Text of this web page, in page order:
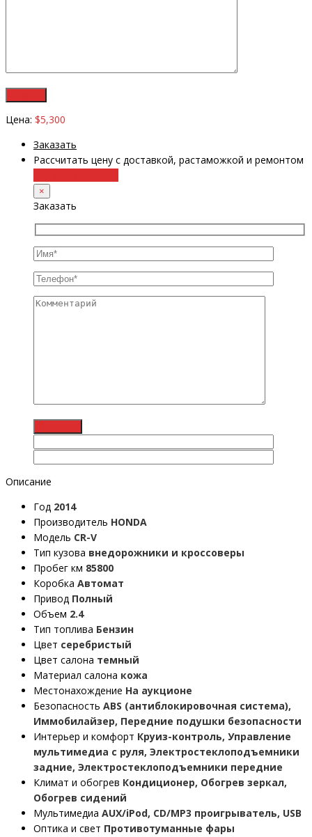
Цена: $5,300
Заказать
Рассчитать цену с доставкой, растаможкой и ремонтом
×
Заказать
Описание
Год 2014
Производитель HONDA
Модель CR-V
Тип кузова внедорожники и кроссоверы
Пробег км 85800
Коробка Автомат
Привод Полный
Объем 2.4
Тип топлива Бензин
Цвет серебристый
Цвет салона темный
Материал салона кожа
Местонахождение На аукционе
Безопасность ABS (антиблокировочная система),
Иммобилайзер, Передние подушки безопасности
Интерьер и комфорт Круиз-контроль, Управление
мультимедиа с руля, Электростеклоподъемники
задние, Электростеклоподъемники передние
Климат и обогрев Кондиционер, Обогрев зеркал,
Обогрев сидений
Мультимедиа AUX/iPod, CD/MP3 проигрыватель, USB
Оптика и свет Противотуманные фары